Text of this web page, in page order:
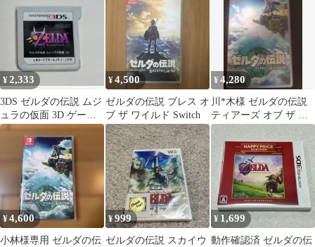
リーズ
¥2,333
3DS ゼルダの伝説 ムジ
ュラの仮面 3D ゲーム
ソフト
¥4,500
ゼルダの伝説 ブレス オ
ブ ザ ワイルド Switch
¥4,280
川*木様 ゼルダの伝説
ティアーズ オブ ザ キ
ングダム Switch 中古
¥4,600
小林様専用 ゼルダの伝
¥999
ゼルダの伝説 スカイウ
¥ 1,699
動作確認済 ゼルダの伝